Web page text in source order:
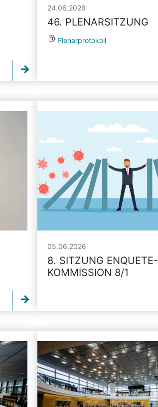
24.06.2026
46. PLENARSITZUNG
Plenarprotokoll
05.06.2026
8. SITZUNG ENQUETE-
KOMMISSION 8/1